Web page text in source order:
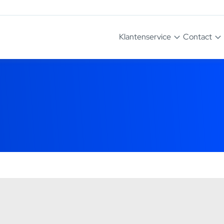
Klantenservice Contact